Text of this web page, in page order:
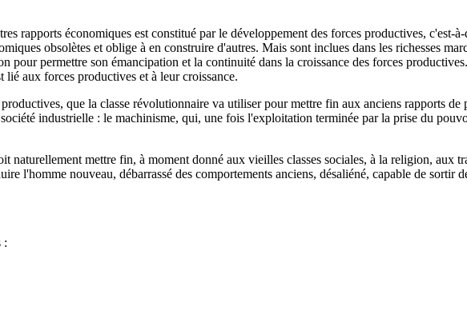
rapports économiques est constitué par le développement des forces productives, c'est-à-
obsolètes et oblige à en construire d'autres. Mais sont inclues dans les richesses
pour permettre son émancipation et la continuité dans la croissance des forces
aux forces productives et à leur croissance.
que la classe révolutionnaire va utiliser pour mettre fin aux anciens rapports de
industrielle : le machinisme, qui, une fois l'exploitation terminée par la prise du
naturellement mettre fin, à moment donné aux vieilles classes sociales, à la religion, aux
l'homme nouveau, débarrassé des comportements anciens, désaliéné, capable de sortir
: